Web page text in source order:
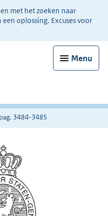
met het zoeken naar
oplossing. Excuses voor
Menu
3484-3485